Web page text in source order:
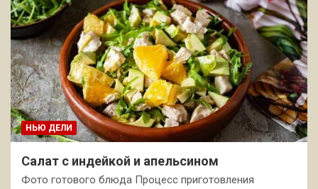
НЬЮ ДЕЛИ
Салат с индейкой и апельсином
Фото готового блюда Процесс приготовления